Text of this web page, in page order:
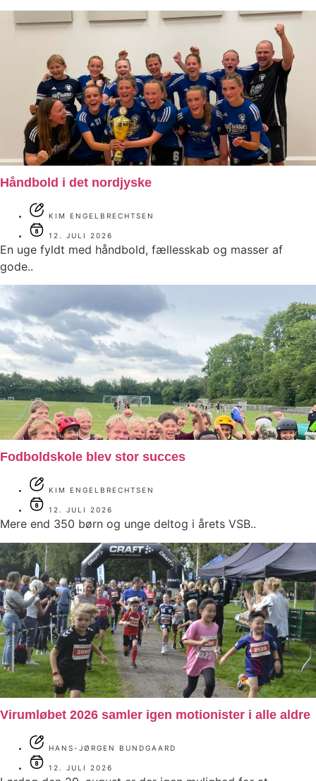
Håndbold i det nordjyske
KIM ENGELBRECHTSEN
12. JULI 2026
En uge fyldt med håndbold, fællesskab og masser af
gode..
Fodboldskole blev stor succes
KIM ENGELBRECHTSEN
12. JULI 2026
Mere end 350 børn og unge deltog i årets VSB..
Virumløbet 2026 samler igen motionister i alle aldre
HANS-JØRGEN BUNDGAARD
12. JULI 2026